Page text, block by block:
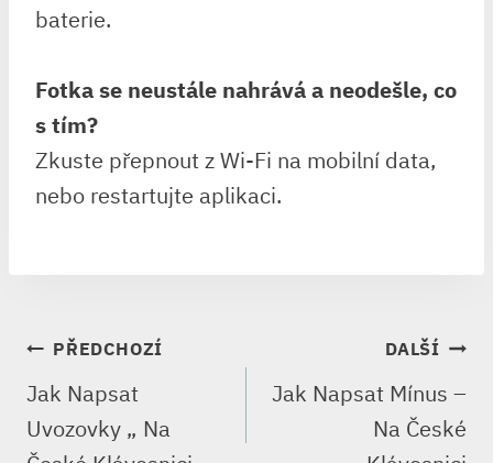
baterie.
Fotka se neustále nahrává a neodešle, co
s tím?
Zkuste přepnout z Wi-Fi na mobilní data,
nebo restartujte aplikaci.
NAVIGACE
PRO
PŘÍSPĚVEK
PŘEDCHOZÍ
Jak Napsat
Uvozovky „ Na
DALŠÍ
Jak Napsat Mínus –
Na České